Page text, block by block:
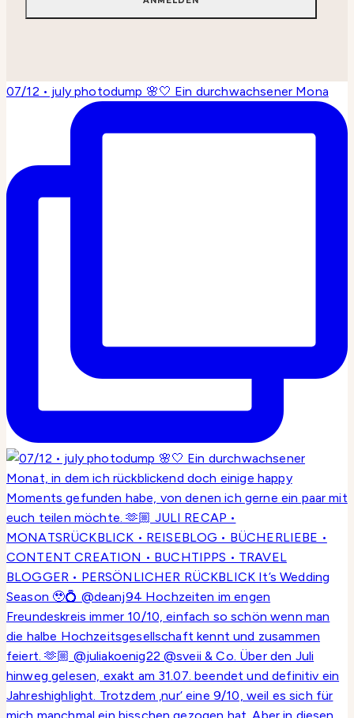
07/12 • july photodump 🌸🤍 Ein durchwachsener Mona